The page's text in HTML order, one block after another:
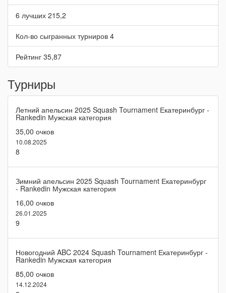
6 лучших 215,2
Кол-во сыгранных турниров 4
Рейтинг 35,87
Турниры
Летний апельсин 2025 Squash Tournament Екатеринбург -
Rankedin Мужская категория
35,00 очков
10.08.2025
8
Зимний апельсин 2025 Squash Tournament Екатеринбург
- Rankedin Мужская категория
16,00 очков
26.01.2025
9
Новогодний ABC 2024 Squash Tournament Екатеринбург -
Rankedin Мужская категория
85,00 очков
14.12.2024